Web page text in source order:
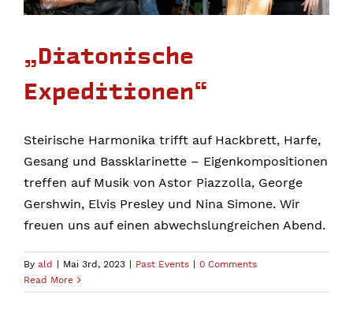
„Diatonische
Expeditionen“
Steirische Harmonika trifft auf Hackbrett, Harfe,
Gesang und Bassklarinette – Eigenkompositionen
treffen auf Musik von Astor Piazzolla, George
Gershwin, Elvis Presley und Nina Simone. Wir
freuen uns auf einen abwechslungreichen Abend.
By ald Mai 3rd, 2023 Past Events
0 Comments
Read More